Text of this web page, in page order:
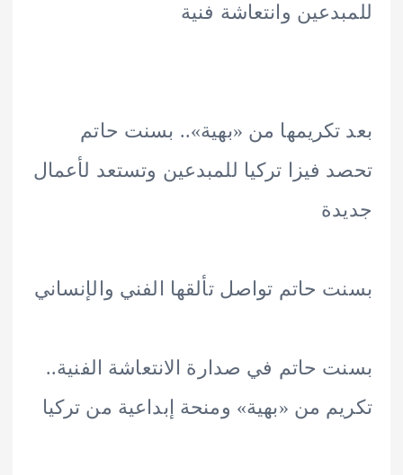
وانتعاشة فنية
من «بهية».. بسنت حاتم
فيزا تركيا للمبدعين وتستعد لأعمال
حاتم تواصل تألقها الفني والإنساني
حاتم في صدارة الانتعاشة الفنية..
من «بهية» ومنحة إبداعية من تركيا